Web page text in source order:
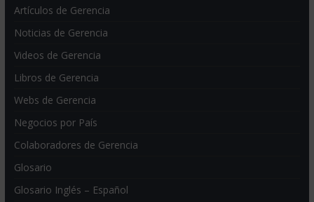
Artículos de Gerencia
Noticias de Gerencia
Videos de Gerencia
Libros de Gerencia
Webs de Gerencia
Negocios por País
Colaboradores de Gerencia
Glosario
Glosario Inglés – Español